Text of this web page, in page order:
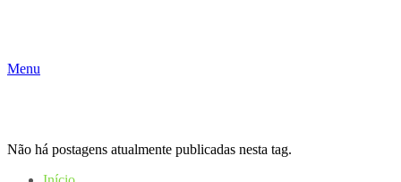
Menu
Não há postagens atualmente publicadas nesta tag.